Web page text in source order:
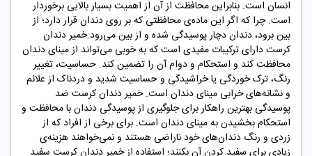
انسان است. بنابراین محافظت از آن از اهمیت بسیار بالایی برخوردار
است. چرا که اگر این ماده‌ی محافظتی که بر روی دندان قرار دارد؛ از
بین برود، دندان دچار پوسیدگی شده و از بین می‌رود.خمیر دندان
کرست دارای ترکیبات مفیدی است که به خوبی می‌تواند از مینای دندان
محافظت کند و استحکام و دوام آن را تضمین کند. حساسیت، تغییر
رنگ، ترک خوردگی یا خراشیدگی و حساسیت شدید و دردناک از علائم
و نشانه‌های خرابی مینای دندان است. خمیر دندان کرست ضد
پوسیدگی بهترین راهکار برای جلوگیری از پوسیدگی دندان با محافظت و
استحکام بخشیدن به مینای دندان است. برای برخی از افراد که از
زردی و رنگ دندان‌های خود ناراضی هستند و نمی‌خواهند هزینه‌ی
زیادی برای سفید کردن آن بکنند؛ استفاده از خمیر دندان کرست سفید